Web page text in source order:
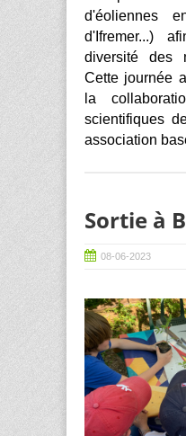
d'éoliennes
d'Ifremer...)
diversité des
Cette journée
la
scientifiques
association
Sortie à
08-06-2023